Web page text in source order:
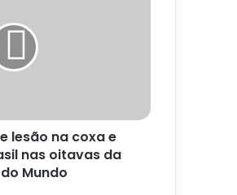
lesão na coxa e
nas oitavas da
Mundo